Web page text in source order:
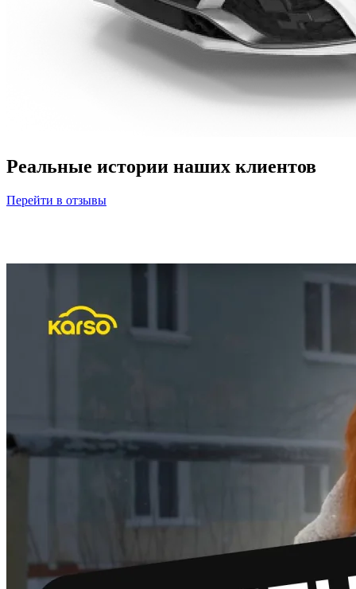
Реальные истории наших клиентов
Перейти в отзывы